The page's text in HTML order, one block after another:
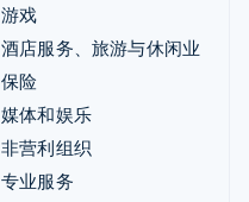
游戏
酒店服务、旅游与休闲业
保险
媒体和娱乐
非营利组织
专业服务